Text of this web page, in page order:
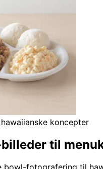
koncepter
til
bowl-fotografering til